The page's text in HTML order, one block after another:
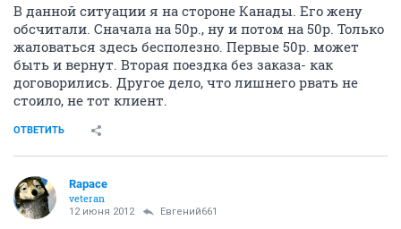
В данной ситуации я на стороне Канады. Его жену
обсчитали. Сначала на 50р., ну и потом на 50р. Только
жаловаться здесь бесполезно. Первые 50р. может
быть и вернут. Вторая поездка без заказа- как
договорились. Другое дело, что лишнего рвать не
стоило, не тот клиент.
ОТВЕТИТЬ
Rapace
veteran
12 июня 2012 Евгений661